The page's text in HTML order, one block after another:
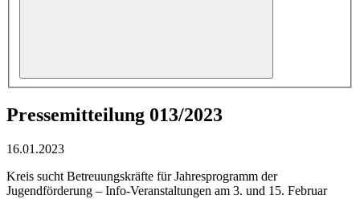
Pressemitteilung 013/2023
16.01.2023
Kreis sucht Betreuungskräfte für Jahresprogramm der
Jugendförderung – Info-Veranstaltungen am 3. und 15. Februar